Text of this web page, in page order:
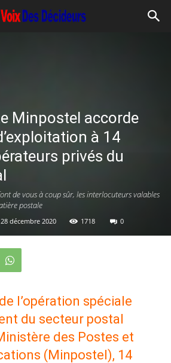
Minpostel accorde
à 14
privés du
de vous à coup sûr, les interlocuteurs valables
postale
28 décembre 2020 1718 0
l’opération spéciale
du secteur postal
des Postes et
(Minpostel), 14